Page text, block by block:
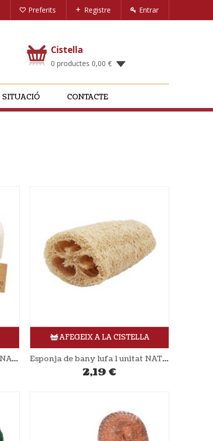
Preferits Registre Entrar
Cistella
0 productes 0,00 €
SITUACIÓ CONTACTE
Esponja bany lli i cotó 1 unitat NATURASPA
AFEGEIX A LA CISTELLA
Esponja de bany lufa 1 unitat NATURA SPA
2,19 €